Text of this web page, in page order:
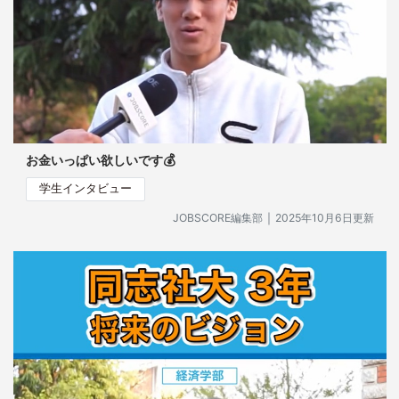
お金いっぱい欲しいです💰
学生インタビュー
JOBSCORE編集部 ｜ 2025年10月6日更新